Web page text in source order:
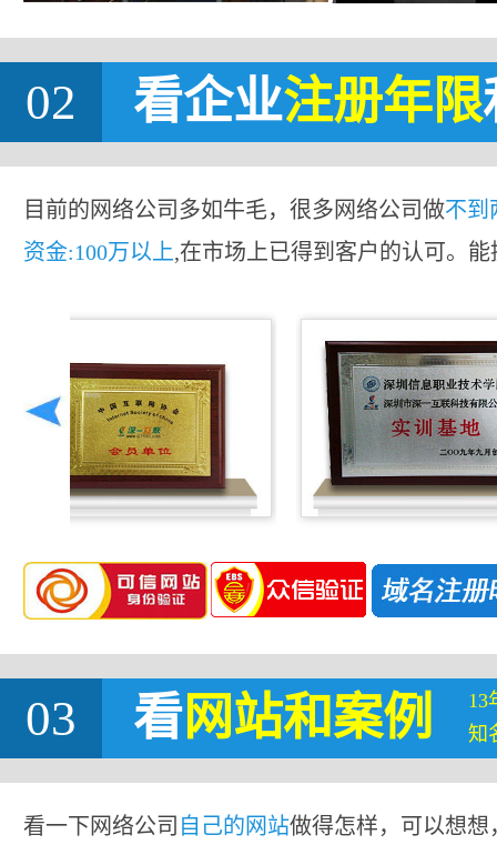
02 看企业注册年限
目前的网络公司多如牛毛，很多网络公司做不到
资金:100万以上,在市场上已得到客户的认可。
03 看网站和案例
13
知
看一下网络公司 自己的网站做得怎样，可以想